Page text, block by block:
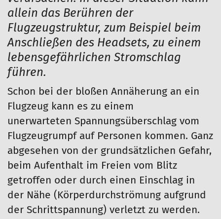
allein das Berühren der
Flugzeugstruktur, zum Beispiel beim
Anschließen des Headsets, zu einem
lebensgefährlichen Stromschlag
führen.
Schon bei der bloßen Annäherung an ein
Flugzeug kann es zu einem
unerwarteten Spannungsüberschlag vom
Flugzeugrumpf auf Personen kommen. Ganz
abgesehen von der grundsätzlichen Gefahr,
beim Aufenthalt im Freien vom Blitz
getroffen oder durch einen Einschlag in
der Nähe (Körperdurchströmung aufgrund
der Schrittspannung) verletzt zu werden.